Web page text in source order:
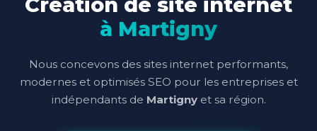
à Martigny
Nous concevons des sites internet performants,
modernes et optimisés SEO pour les entreprises et
indépendants de Martignyet sa région.